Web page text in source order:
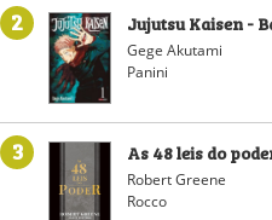
2 Jujutsu Kaisen -
Gege Akutami
Panini
3 As 48 leis do
Robert Greene
Rocco